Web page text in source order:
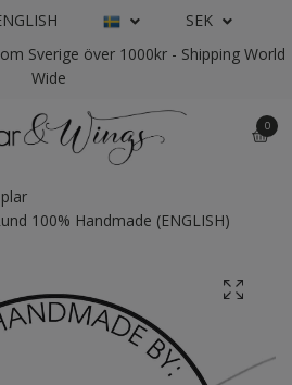
SEK
Sverige över 1000kr - Shipping World
Wide
0
100% Handmade (ENGLISH)